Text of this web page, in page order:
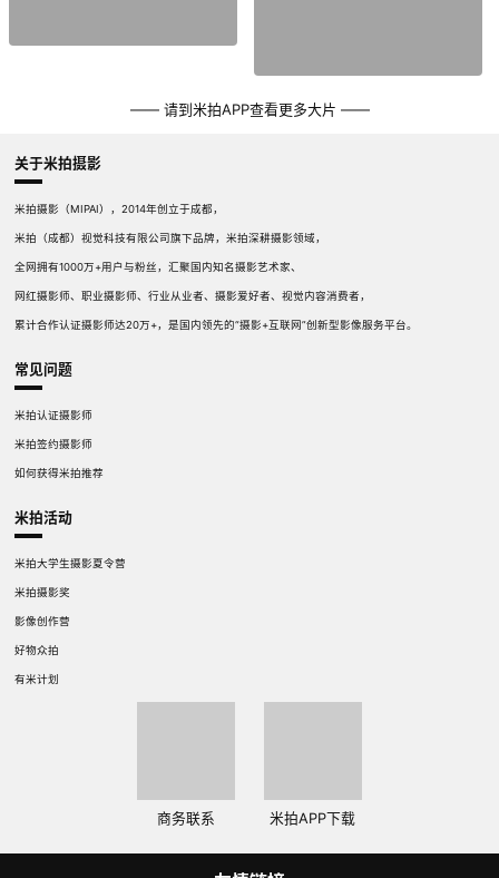
—— 请到米拍APP查看更多大片 ——
关于米拍摄影
米拍摄影（MIPAI），2014年创立于成都，
米拍（成都）视觉科技有限公司旗下品牌，米拍深耕摄影领域，
全网拥有1000万+用户与粉丝，汇聚国内知名摄影艺术家、
网红摄影师、职业摄影师、行业从业者、摄影爱好者、视觉内容消费者，
累计合作认证摄影师达20万+，是国内领先的“摄影+互联网”创新型影像服务平台。
常见问题
米拍认证摄影师
米拍签约摄影师
如何获得米拍推荐
米拍活动
米拍大学生摄影夏令营
米拍摄影奖
影像创作营
好物众拍
有米计划
商务联系 米拍APP下载